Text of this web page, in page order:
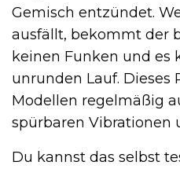
Gemisch entzündet.
ausfällt, bekommt der
keinen Funken und es
unrunden Lauf. Dieses
Modellen regelmäßig
spürbaren Vibrationen
Du kannst das selbst